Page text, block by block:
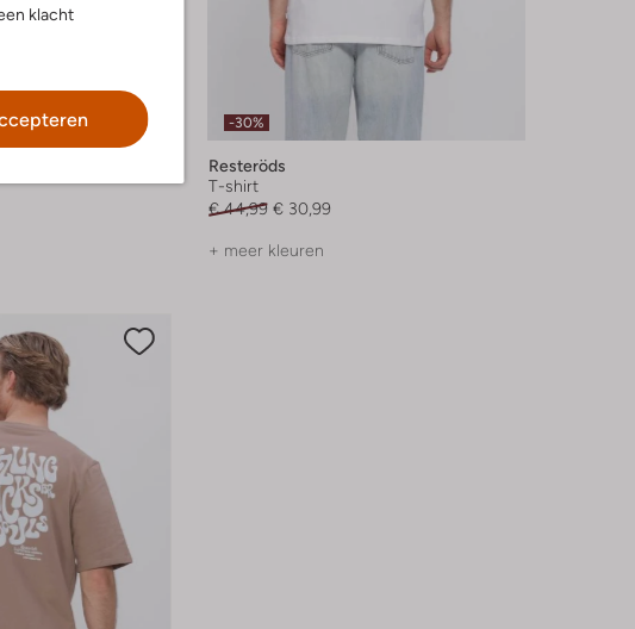
klacht
-30%
Resteröds
T-shirt
€ 44,99 € 30,99
+ meer kleuren